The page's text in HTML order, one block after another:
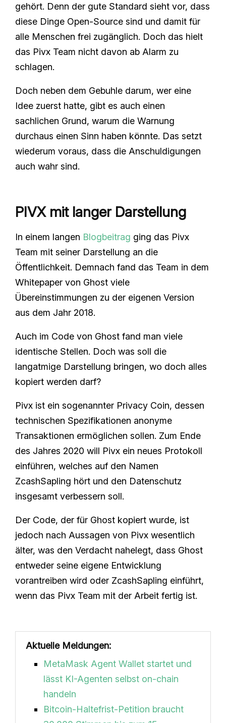
gehört. Denn der gute Standard sieht vor, dass
diese Dinge Open-Source sind und damit für
alle Menschen frei zugänglich. Doch das hielt
das Pivx Team nicht davon ab Alarm zu
schlagen.
Doch neben dem Gebuhle darum, wer eine
Idee zuerst hatte, gibt es auch einen
sachlichen Grund, warum die Warnung
durchaus einen Sinn haben könnte. Das setzt
wiederum voraus, dass die Anschuldigungen
auch wahr sind.
PIVX mit langer Darstellung
In einem langen Blogbeitrag ging das Pivx
Team mit seiner Darstellung an die
Öffentlichkeit. Demnach fand das Team in dem
Whitepaper von Ghost viele
Übereinstimmungen zu der eigenen Version
aus dem Jahr 2018.
Auch im Code von Ghost fand man viele
identische Stellen. Doch was soll die
langatmige Darstellung bringen, wo doch alles
kopiert werden darf?
Pivx ist ein sogenannter Privacy Coin, dessen
technischen Spezifikationen anonyme
Transaktionen ermöglichen sollen. Zum Ende
des Jahres 2020 will Pivx ein neues Protokoll
einführen, welches auf den Namen
ZcashSapling hört und den Datenschutz
insgesamt verbessern soll.
Der Code, der für Ghost kopiert wurde, ist
jedoch nach Aussagen von Pivx wesentlich
älter, was den Verdacht nahelegt, dass Ghost
entweder seine eigene Entwicklung
vorantreiben wird oder ZcashSapling einführt,
wenn das Pivx Team mit der Arbeit fertig ist.
Aktuelle Meldungen:
MetaMask Agent Wallet startet und
lässt KI-Agenten selbst on-chain
handeln
Bitcoin-Haltefrist-Petition braucht